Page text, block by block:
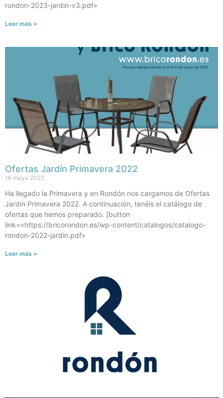
rondon-2023-jardin-v3.pdf»
Leer más »
Ofertas Jardín Primavera 2022
16 mayo 2022
Ha llegado la Primavera y en Rondón nos cargamos de Ofertas
Jardín Primavera 2022. A continuación, tenéis el catálogo de
ofertas que hemos preparado. [button
link=»https://bricorondon.es/wp-content/catalogos/catalogo-
rondon-2022-jardin.pdf»
Leer más »